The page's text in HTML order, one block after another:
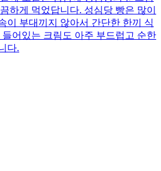
하게 먹었답니다. 성심당 빵은 많이
이 부대끼지 않아서 간단한 한끼 식
어있는 크림도 아주 부드럽고 순한
다.